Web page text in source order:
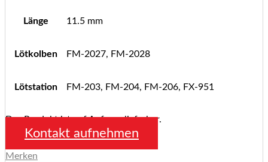
Länge 11.5 mm
Lötkolben FM-2027, FM-2028
Lötstation FM-203, FM-204, FM-206, FX-951
Das Produkt ist auf Anfrage lieferbar.
Kontakt aufnehmen
Merken